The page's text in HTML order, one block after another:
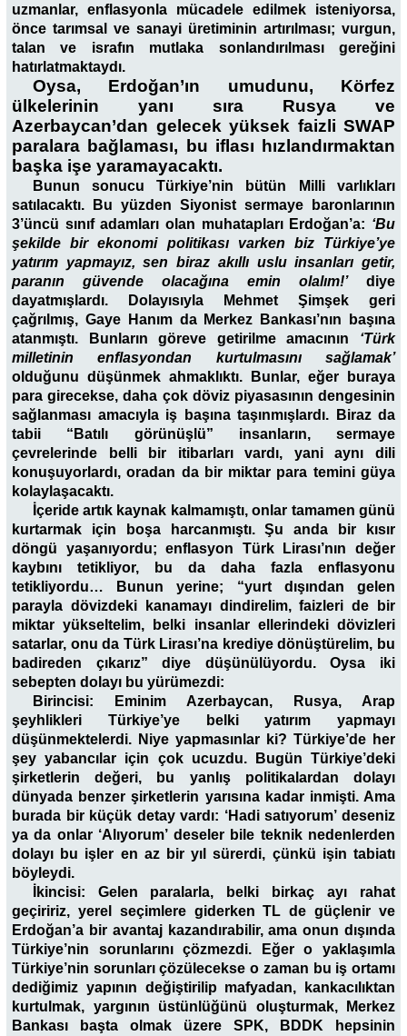
uzmanlar, enflasyonla mücadele edilmek isteniyorsa,
önce tarımsal ve sanayi üretiminin artırılması; vurgun,
talan ve israfın mutlaka sonlandırılması gereğini
hatırlatmaktaydı.
Oysa, Erdoğan’ın umudunu, Körfez
ülkelerinin yanı sıra Rusya ve
Azerbaycan’dan gelecek yüksek faizli SWAP
paralara bağlaması, bu iflası hızlandırmaktan
başka işe yaramayacaktı.
Bunun sonucu Türkiye’nin bütün Milli varlıkları
satılacaktı. Bu yüzden Siyonist sermaye baronlarının
3’üncü sınıf adamları olan muhatapları Erdoğan’a: ‘Bu
şekilde bir ekonomi politikası varken biz Türkiye’ye
yatırım yapmayız, sen biraz akıllı uslu insanları getir,
paranın güvende olacağına emin olalım!’diye
dayatmışlardı. Dolayısıyla Mehmet Şimşek geri
çağrılmış, Gaye Hanım da Merkez Bankası’nın başına
atanmıştı. Bunların göreve getirilme amacının ‘Türk
milletinin enflasyondan kurtulmasını sağlamak’
olduğunu düşünmek ahmaklıktı. Bunlar, eğer buraya
para girecekse, daha çok döviz piyasasının dengesinin
sağlanması amacıyla iş başına taşınmışlardı. Biraz da
tabii “Batılı görünüşlü” insanların, sermaye
çevrelerinde belli bir itibarları vardı, yani aynı dili
konuşuyorlardı, oradan da bir miktar para temini güya
kolaylaşacaktı.
İçeride artık kaynak kalmamıştı, onlar tamamen günü
kurtarmak için boşa harcanmıştı. Şu anda bir kısır
döngü yaşanıyordu; enflasyon Türk Lirası’nın değer
kaybını tetikliyor, bu da daha fazla enflasyonu
tetikliyordu… Bunun yerine; “yurt dışından gelen
parayla dövizdeki kanamayı dindirelim, faizleri de bir
miktar yükseltelim, belki insanlar ellerindeki dövizleri
satarlar, onu da Türk Lirası’na krediye dönüştürelim, bu
badireden çıkarız” diye düşünülüyordu. Oysa iki
sebepten dolayı bu yürümezdi:
Birincisi: Eminim Azerbaycan, Rusya, Arap
şeyhlikleri Türkiye’ye belki yatırım yapmayı
düşünmektelerdi. Niye yapmasınlar ki? Türkiye’de her
şey yabancılar için çok ucuzdu. Bugün Türkiye’deki
şirketlerin değeri, bu yanlış politikalardan dolayı
dünyada benzer şirketlerin yarısına kadar inmişti. Ama
burada bir küçük detay vardı: ‘Hadi satıyorum’ deseniz
ya da onlar ‘Alıyorum’ deseler bile teknik nedenlerden
dolayı bu işler en az bir yıl sürerdi, çünkü işin tabiatı
böyleydi.
İkincisi: Gelen paralarla, belki birkaç ayı rahat
geçiririz, yerel seçimlere giderken TL de güçlenir ve
Erdoğan’a bir avantaj kazandırabilir, ama onun dışında
Türkiye’nin sorunlarını çözmezdi. Eğer o yaklaşımla
Türkiye’nin sorunları çözülecekse o zaman bu iş ortamı
dediğimiz yapının değiştirilip mafyadan, kankacılıktan
kurtulmak, yargının üstünlüğünü oluşturmak, Merkez
Bankası başta olmak üzere SPK, BDDK hepsinin